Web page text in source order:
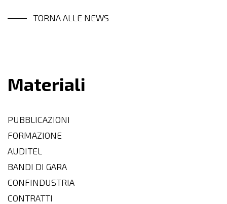
TORNA ALLE NEWS
Materiali
PUBBLICAZIONI
FORMAZIONE
AUDITEL
BANDI DI GARA
CONFINDUSTRIA
CONTRATTI